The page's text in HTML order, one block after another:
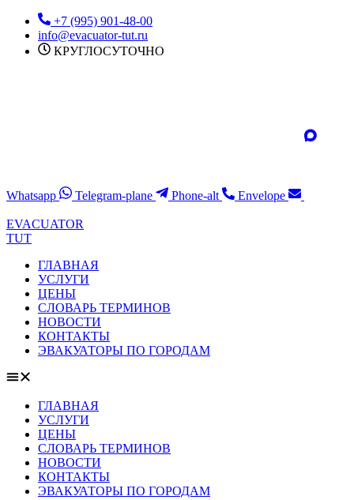
Перейти
содержимому
+7 (995) 901-48-00
info@evacuator-tut.ru
КРУГЛОСУТОЧНО
Whatsapp Telegram-plane Phone-alt Envelope
EVACUATOR
TUT
ГЛАВНАЯ
УСЛУГИ
ЦЕНЫ
СЛОВАРЬ ТЕРМИНОВ
НОВОСТИ
КОНТАКТЫ
ЭВАКУАТОРЫ ПО ГОРОДАМ
ГЛАВНАЯ
УСЛУГИ
ЦЕНЫ
СЛОВАРЬ ТЕРМИНОВ
НОВОСТИ
КОНТАКТЫ
ЭВАКУАТОРЫ ПО ГОРОДАМ